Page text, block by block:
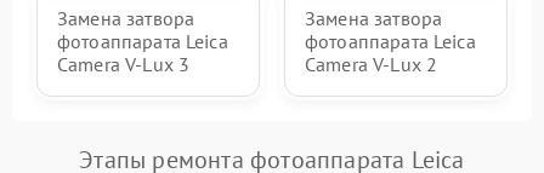
Замена затвора
фотоаппарата Leica
Camera V-Lux 3
Замена затвора
фотоаппарата Leica
Camera V-Lux 2
Этапы ремонта фотоаппарата Leica